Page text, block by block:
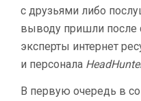
с друзьями либо
выводу пришли после
эксперты интернет
и персонала
В первую очередь в